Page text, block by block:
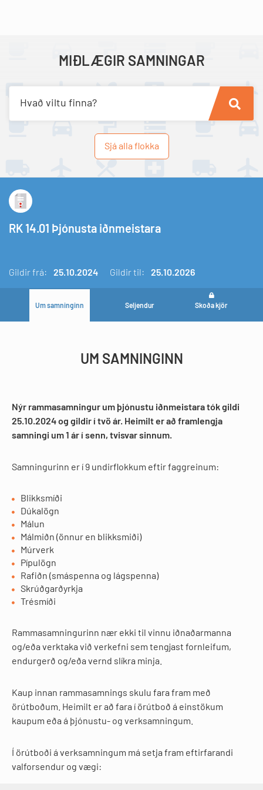
MIÐLÆGIR SAMNINGAR
Hvað viltu finna?
Sjá alla flokka
RK 14.01 Þjónusta iðnmeistara
Um samninginn Seljendur Skoða kjör
Gildirfrá: 25.10.2024 Gildir til: 25.10.2026
UM SAMNINGINN
Nýr rammasamningur um þjónustu iðnmeistara tók gildi
25.10.2024 og gildir í tvö ár. Heimilt er að framlengja
samningi um 1 ár í senn, tvisvar sinnum.
Samningurinn er í 9 undirflokkum eftir faggreinum:
Blikksmíði
Dúkalögn
Málun
Málmiðn (önnur en blikksmiði)
Múrverk
Pípulögn
Rafiðn (smáspenna og lágspenna)
Skrúðgarðyrkja
Trésmíði
Rammasamningurinn nær ekki til vinnu iðnaðarmanna
og/eða verktaka við verkefni sem tengjast fornleifum,
endurgerð og/eða vernd slíkra minja.
Kaup innan rammasamnings skulu fara fram með
örútboðum. Heimilt er að fara í örútboð á einstökum
kaupum eða á þjónustu- og verksamningum.
Í örútboði á verksamningum má setja fram eftirfarandi
valforsendur og vægi: